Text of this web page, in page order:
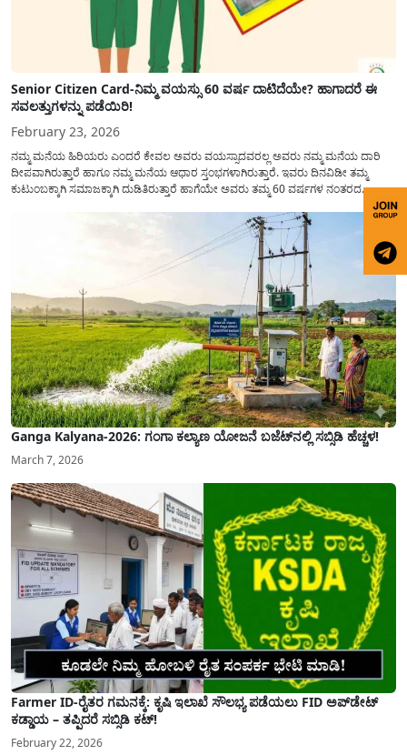
Senior Citizen Card-ನಿಮ್ಮ ವಯಸ್ಸು 60 ವರ್ಷ ದಾಟಿದೆಯೇ? ಹಾಗಾದರೆ ಈ
ಸವಲತ್ತುಗಳನ್ನು ಪಡೆಯಿರಿ!
February 23, 2026
ನಮ್ಮ ಮನೆಯ ಹಿರಿಯರು ಎಂದರೆ ಕೇವಲ ಅವರು ವಯಸ್ಸಾದವರಲ್ಲ ಅವರು ನಮ್ಮ ಮನೆಯ ದಾರಿ
ದೀಪವಾಗಿರುತ್ತಾರೆ ಹಾಗೂ ನಮ್ಮ ಮನೆಯ ಆಧಾರ ಸ್ತಂಭಗಳಾಗಿರುತ್ತಾರೆ. ಇವರು ದಿನವಿಡೀ ತಮ್ಮ
ಕುಟುಂಬಕ್ಕಾಗಿ ಸಮಾಜಕ್ಕಾಗಿ ದುಡಿತಿರುತ್ತಾರೆ ಹಾಗೆಯೇ ಅವರು ತಮ್ಮ 60 ವರ್ಷಗಳ ನಂತರದ
ಜೀವನವನ್ನು ನೆಮ್ಮದಿಯಿಂದ ಕಳೆಯಬೇಕೆಂಬುದು ಪ್ರತಿಯೊಬ್ಬರ ಕನಸಾಗಿರುತ್ತದೆ ಆದ್ದರಿಂದ ಸರ್ಕಾರವು
Ganga Kalyana-2026: ಗಂಗಾ ಕಲ್ಯಾಣ ಯೋಜನೆ ಬಜೆಟ್‌ನಲ್ಲಿ ಸಬ್ಸಿಡಿ ಹೆಚ್ಚಳ!
March 7, 2026
Farmer ID-ರೈತರ ಗಮನಕ್ಕೆ: ಕೃಷಿ ಇಲಾಖೆ ಸೌಲಭ್ಯ ಪಡೆಯಲು FID ಅಪ್‌ಡೇಟ್
ಕಡ್ಡಾಯ – ತಪ್ಪಿದರೆ ಸಬ್ಸಿಡಿ ಕಟ್!
February 22, 2026